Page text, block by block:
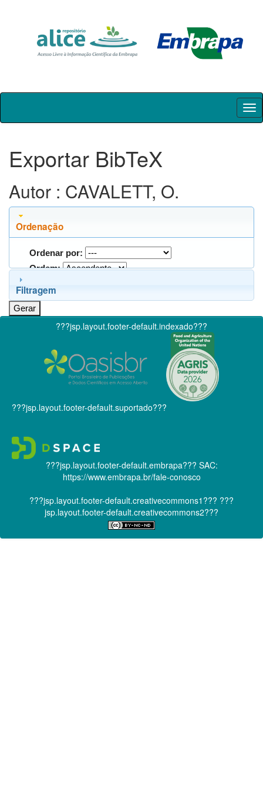
Skip
Exportar BibTeX
Autor : CAVALETT, O.
Ordenação
Ordenar por:
Ordem:
Filtragem
???jsp.layout.footer-default.indexado???
???jsp.layout.footer-default.suportado???
???jsp.layout.footer-default.embrapa??? SAC:
https://www.embrapa.br/fale-conosco
???jsp.layout.footer-default.creativecommons1??? ???
jsp.layout.footer-default.creativecommons2???